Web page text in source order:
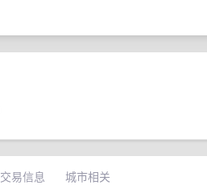
交易信息 城市相关